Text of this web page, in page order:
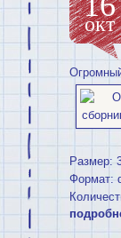
окт
Размер:
Формат: